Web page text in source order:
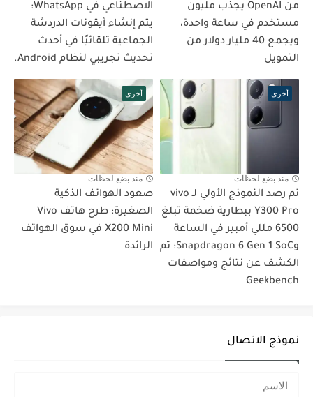
من OpenAI يجذب مليون
مستخدم في ساعة واحدة،
ويجمع 40 مليار دولار من
التمويل
الاصطناعي في WhatsApp:
يتم إنشاء أيقونات الدردشة
الجماعية تلقائيًا في أحدث
تحديث تجريبي لنظام Android.
أخرى
منذ بضع لحظات
تم رصد النموذج الأولي لـ vivo
Y300 Pro ببطارية ضخمة تبلغ
6500 مللي أمبير في الساعة
وSnapdragon 6 Gen 1 SoC: تم
الكشف عن نتائج ومواصفات
Geekbench
أخرى
منذ بضع لحظات
صعود الهواتف الذكية
الصغيرة: طرح هاتف Vivo
X200 Mini في سوق الهواتف
الرائدة
نموذج الاتصال